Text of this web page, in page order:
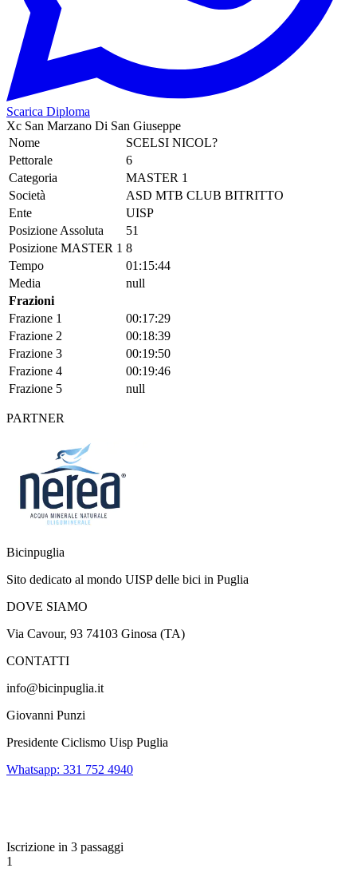
Scarica Diploma
Xc San Marzano Di San Giuseppe
Nome
SCELSI NICOL?
Pettorale
6
Categoria
MASTER 1
Società
ASD MTB CLUB BITRITTO
Ente
UISP
Posizione Assoluta
51
Posizione MASTER 1 8
Tempo
01:15:44
Media
null
Frazioni
Frazione 1
00:17:29
Frazione 2
00:18:39
Frazione 3
00:19:50
Frazione 4
00:19:46
Frazione 5
null
PARTNER
Bicinpuglia
Sito dedicato al mondo UISP delle bici in Puglia
DOVE SIAMO
Via Cavour, 93 74103 Ginosa (TA)
CONTATTI
info@bicinpuglia.it
Giovanni Punzi
Presidente Ciclismo Uisp Puglia
Whatsapp: 331 752 4940
Iscrizione in 3 passaggi
1